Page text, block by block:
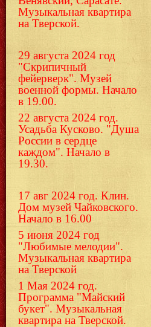
Музыкальная квартира
на Тверской.
29 августа 2024 год
"Скрипичный
фейерверк". Музей
военной формы. Начало
в 19.00.
22 августа 2024 год.
Усадьба Кусково. "Душа
России в сердце
каждом". Начало в
19.30.
17 авг 2024 год. Клин.
Дом музей Чайковского.
Начало в 16.00
5 июня 2024 год
"Любимые мелодии".
Музыкальная квартира
на Тверской
1 Мая 2024 год.
Программа "Майский
букет". Музыкальная
квартира на Тверской.